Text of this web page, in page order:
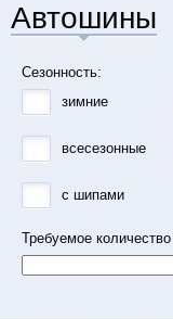
Автошины
Сезонность:
зимние
всесезонные
с шипами
Требуемое